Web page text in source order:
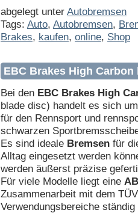
abgelegt unter Autobremsen
Tags: Auto, Autobremsen,
Brakes, kaufen, online, Shop
EBC Brakes High
Bei den EBC Brakes High
blade disc) handelt es sich
für den Rennsport und
schwarzen
Es sind ideale Bremsen für
Alltag eingesetzt werden
werden äußerst präzise
Für viele Modelle liegt eine
Zusammenarbeit mit dem
Verwendungsbereiche